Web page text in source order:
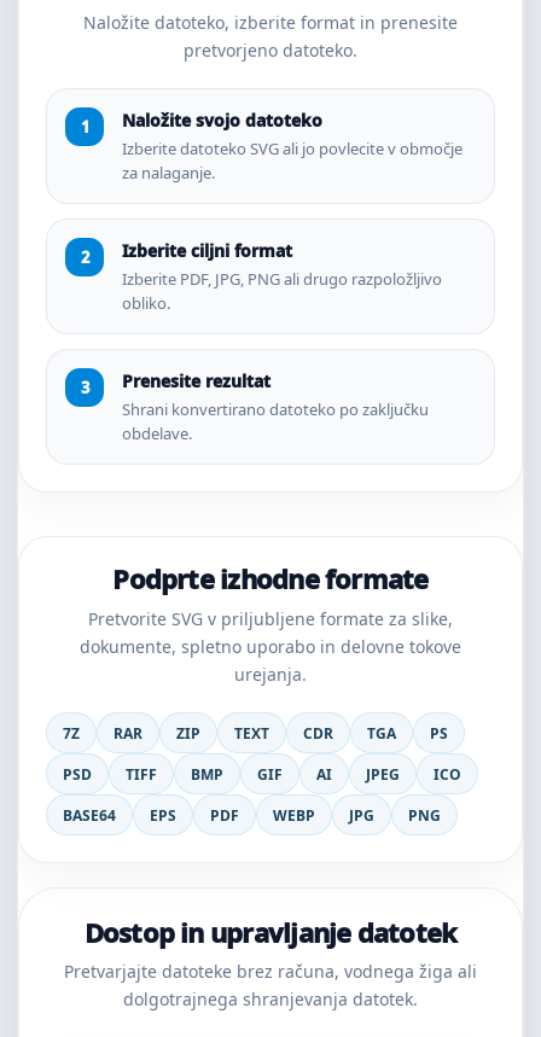
Naložite datoteko, izberite format in prenesite
pretvorjeno datoteko.
Naložite svojo datoteko
Izberite datoteko SVG ali jo povlecite v območje
za nalaganje.
Izberite ciljni format
Izberite PDF, JPG, PNG ali drugo razpoložljivo
obliko.
Prenesite rezultat
Shrani konvertirano datoteko po zaključku
obdelave.
Podprte izhodne formate
Pretvorite SVG v priljubljene formate za slike,
dokumente, spletno uporabo in delovne tokove
urejanja.
7Z RAR ZIP TEXT CDR TGA
PS
PSD
TIFF BMP GIF AI JPEG
ICO
BASE64
EPS PDF WEBP JPG PNG
Dostop in upravljanje datotek
Pretvarjajte datoteke brez računa, vodnega žiga ali
dolgotrajnega shranjevanja datotek.